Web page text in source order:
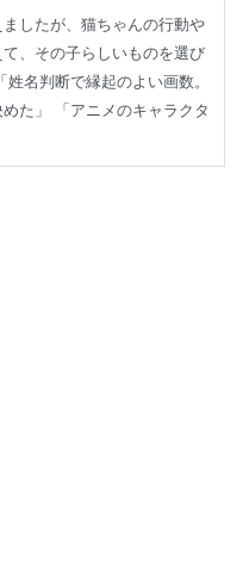
ましたが、猫ちゃんの行動や
、その子らしいものを選び
姓名判断で縁起のよい画数。
た」 「アニメのキャラクタ